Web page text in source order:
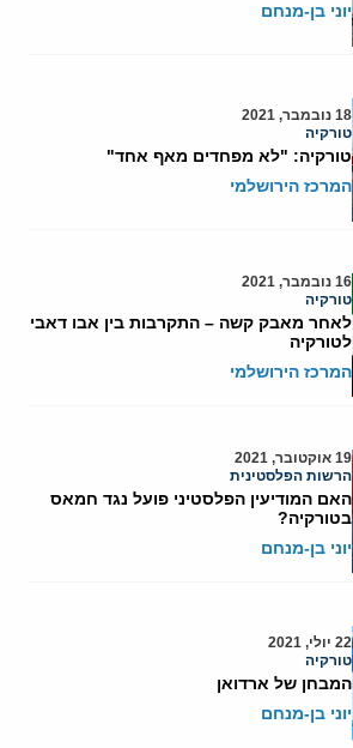
יוני בן-מנחם
18 נובמבר, 2021
טורקיה
טורקיה: "לא מפחדים מאף אחד"
המרכז הירושלמי
16 נובמבר, 2021
טורקיה
לאחר מאבק קשה – התקרבות בין אבו דאבי
לטורקיה
המרכז הירושלמי
19 אוקטובר, 2021
הרשות הפלסטינית
האם המודיעין הפלסטיני פועל נגד חמאס
בטורקיה?
יוני בן-מנחם
22 יולי, 2021
טורקיה
המבחן של ארדואן
יוני בן-מנחם